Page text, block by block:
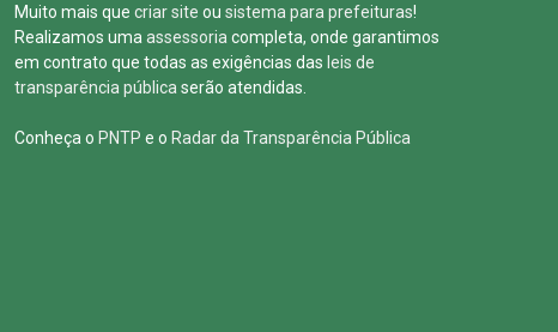
Muito mais que criar site ou sistema para prefeituras!
Realizamos uma assessoria completa, onde garantimos
em contrato que todas as exigências das leis de
transparência pública serão atendidas.
Conheça o PNTP e o Radar da Transparência Pública